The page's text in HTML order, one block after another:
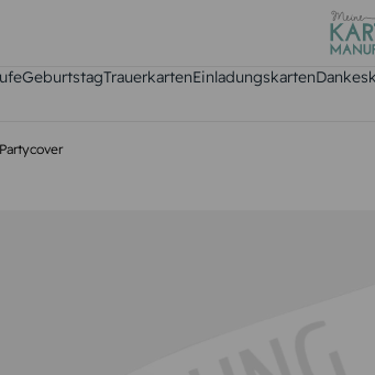
GeburtstagTrauerkartenEinladungskarten